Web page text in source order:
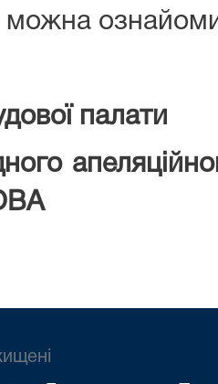
палати